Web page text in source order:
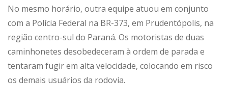
No mesmo horário, outra equipe atuou em conjunto
com a Polícia Federal na BR-373, em Prudentópolis, na
região centro-sul do Paraná. Os motoristas de duas
caminhonetes desobedeceram à ordem de parada e
tentaram fugir em alta velocidade, colocando em risco
os demais usuários da rodovia.